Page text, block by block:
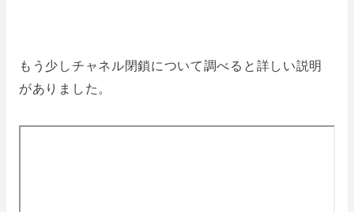
もう少しチャネル閉鎖について調べると詳しい説明
がありました。